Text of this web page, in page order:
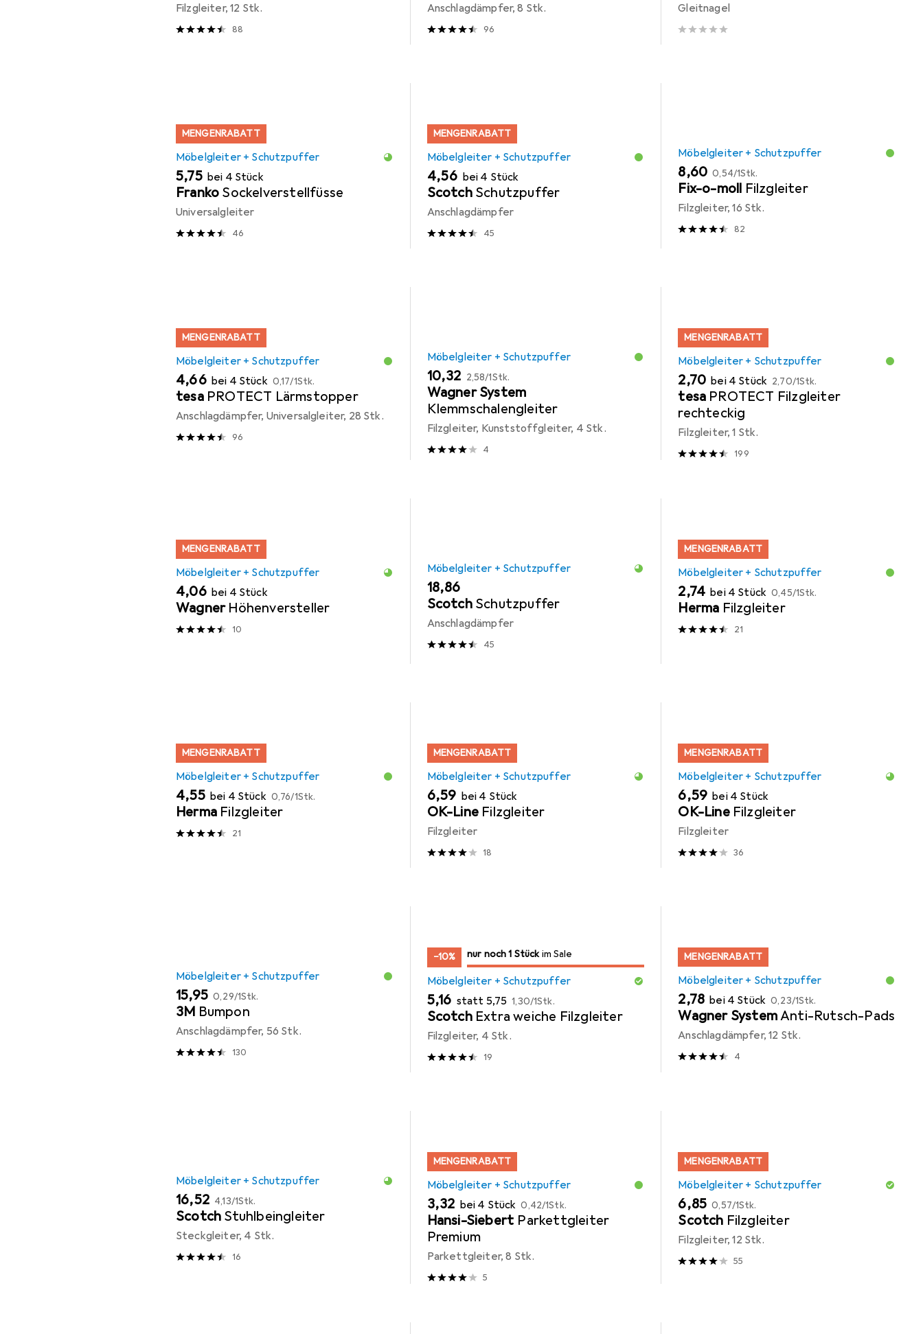
Filzgleiter, 12 Stk.
88
Anschlagdämpfer, 8 Stk.
96
Gleitnagel
MENGENRABATT
Möbelgleiter + Schutzpuffer
EUR
5,75 bei 4 Stück
Franko Sockelverstellfüsse
Universalgleiter
46
MENGENRABATT
Möbelgleiter + Schutzpuffer
EUR
4,56 bei 4 Stück
Scotch Schutzpuffer
Anschlagdämpfer
45
Möbelgleiter + Schutzpuffer
EUR
8,60 EUR
0,54/1Stk.
Fix-o-moll Filzgleiter
Filzgleiter, 16 Stk.
82
MENGENRABATT
Möbelgleiter + Schutzpuffer
EUR
4,66 bei 4 Stück EUR
0,17/1Stk.
tesa PROTECT Lärmstopper
Anschlagdämpfer, Universalgleiter, 28 Stk.
96
Möbelgleiter + Schutzpuffer
EUR
10,32 EUR
2,58/1Stk.
Wagner System
Klemmschalengleiter
Filzgleiter, Kunststoffgleiter, 4 Stk.
4
MENGENRABATT
Möbelgleiter + Schutzpuffer
EUR
2,70 bei 4 Stück EUR
2,70/1Stk.
tesa PROTECT Filzgleiter
rechteckig
Filzgleiter, 1 Stk.
199
MENGENRABATT
Möbelgleiter + Schutzpuffer
EUR
4,06 bei 4 Stück
Wagner Höhenversteller
10
Möbelgleiter + Schutzpuffer
EUR
18,86
Scotch Schutzpuffer
Anschlagdämpfer
45
MENGENRABATT
Möbelgleiter + Schutzpuffer
EUR
2,74 bei 4 Stück EUR
0,45/1Stk.
Herma Filzgleiter
21
MENGENRABATT
Möbelgleiter + Schutzpuffer
EUR
4,55 bei 4 Stück EUR
0,76/1Stk.
Herma Filzgleiter
21
MENGENRABATT
Möbelgleiter + Schutzpuffer
EUR
6,59 bei 4 Stück
OK-Line Filzgleiter
Filzgleiter
18
MENGENRABATT
Möbelgleiter + Schutzpuffer
EUR
6,59 bei 4 Stück
OK-Line Filzgleiter
Filzgleiter
36
Möbelgleiter + Schutzpuffer
EUR
15,95 EUR
0,29/1Stk.
3M Bumpon
Anschlagdämpfer, 56 Stk.
130
−10% noch 1 Stückim Sale
nur noch 1 Stück im Sale
Möbelgleiter + Schutzpuffer
EUR
5,16 statt EUR
5,75 EUR
1,30/1Stk.
Scotch Extra weiche Filzgleiter
Filzgleiter, 4 Stk.
19
MENGENRABATT
Möbelgleiter + Schutzpuffer
EUR
2,78 bei 4 Stück EUR
0,23/1Stk.
Wagner SystemAnti-Rutsch-Pads
Anschlagdämpfer, 12 Stk.
4
Möbelgleiter + Schutzpuffer
EUR
16,52 EUR
4,13/1Stk.
Scotch Stuhlbeingleiter
Steckgleiter, 4 Stk.
16
MENGENRABATT
Möbelgleiter + Schutzpuffer
EUR
3,32 bei 4 Stück EUR
0,42/1Stk.
Hansi-Siebert Parkettgleiter
Premium
Parkettgleiter, 8 Stk.
5
MENGENRABATT
Möbelgleiter + Schutzpuffer
EUR
6,85 EUR
0,57/1Stk.
Scotch Filzgleiter
Filzgleiter, 12 Stk.
55